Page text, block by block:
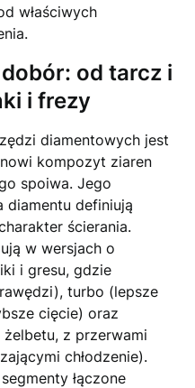
właściwych
od tarcz i
i frezy
diamentowych jest
kompozyt ziaren
spoiwa. Jego
diamentu definiują
ścierania.
w wersjach o
i gresu, gdzie
turbo (lepsze
cięcie) oraz
z przerwami
chłodzenie).
łączone